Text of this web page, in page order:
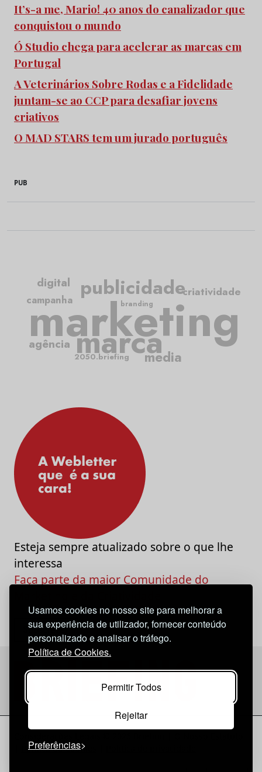
Usamos cookies no nosso site para melhorar a
sua experiência de utilizador, fornecer conteúdo
personalizado e analisar o tráfego.
Política de Cookies.
Permitir Todos
Rejeitar
Preferências
It’s-a me, Mario! 40 anos do canalizador que
conquistou o mundo
Ó Studio chega para acelerar as marcas em
Portugal
A Veterinários Sobre Rodas e a Fidelidade
juntam-se ao CCP para desafiar jovens
criativos
O MAD STARS tem um jurado português
PUB
marketing
publicidade
marca
criatividade
campanha
media
agência
digital
2050.briefing
branding
Esteja sempre atualizado sobre o que lhe
interessa
Faça parte da maior Comunidade do
Política de Cookies